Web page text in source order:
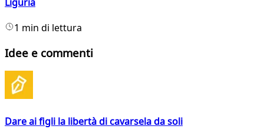
1 min di lettura
Idee e commenti
Dare ai figli la libertà di cavarsela da soli